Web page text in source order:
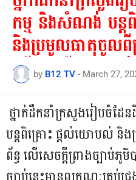
កម្ម និងសំណង់ បន្
និងប្រមូលធាតុចូលពី
លើសេចក្តីព្រាងច្បា
ដើម្បីឱ្យសេចក្តីព្រា
គ្រប់ជ្រុងជ្រោយ ងា
ពិសេស​ឆ្លើយតបបាន
សេដ្ឋកិច្ចសង្គមកម្ពុជ
by B12 TV - March 27,
ថ្នាក់ដឹកនាំក្រសួងរៀបចំដ
បន្តពិគ្រោះ ផ្ដល់យោបល់ និ
ព័ន្ធ លើសេចក្តីព្រាងច្បាប់ភូមិ
ច្បាប់នេះមានលក្ខណៈគ្រប់